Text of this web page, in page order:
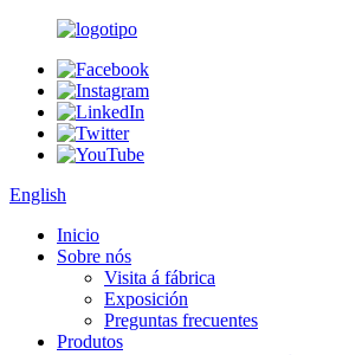
English
Inicio
Sobre nós
Visita á fábrica
Exposición
Preguntas frecuentes
Produtos